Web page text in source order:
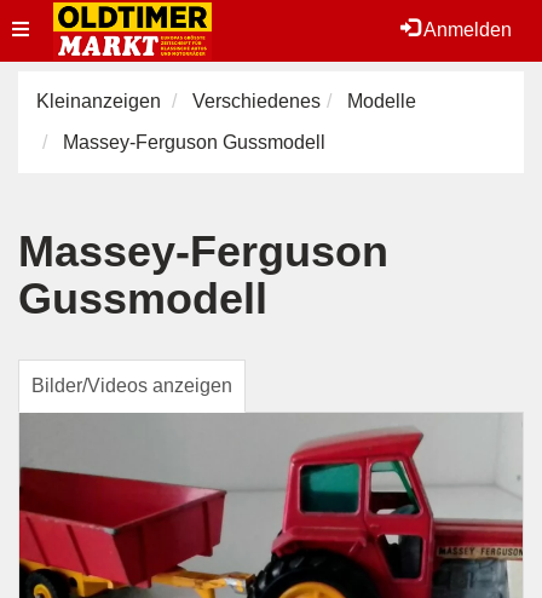
Anmelden
Toggle
navigation
Kleinanzeigen Verschiedenes
Modelle
Massey-Ferguson Gussmodell
Massey-Ferguson
Gussmodell
Bilder/Videos anzeigen